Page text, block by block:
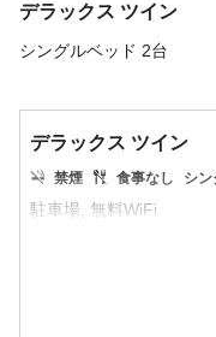
デラックス ツイン
シングルベッド 2台
デラックス ツイン
禁煙 食事なし シン